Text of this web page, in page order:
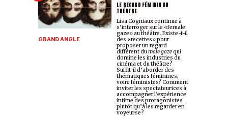
À PROPOS
NOS PARTENAIRES
LE REGARD FÉMININ AU
THÉATRE
GRAND ANGLE
Lisa Cogniaux continue à
s’interroger sur le «female
gaze» au théâtre. Existe-t-il
des «recettes» pour
proposer un regard
différent dumale gazequi
domine les industries du
cinéma et du théâtre?
Suffit-il d’aborder des
thématiques féminines,
voire féministes? Comment
inviter les spectateur·ices à
accompagner l’expérience
intime des protagonistes
plutôt qu’à les regarder en
voyeur·se?